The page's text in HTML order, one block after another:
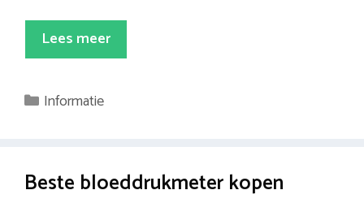
Lees meer
Categorieën
Informatie
Beste bloeddrukmeter kopen